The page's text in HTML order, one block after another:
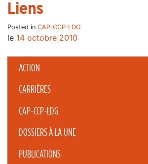
ACTION
CARRIÈRES
CAP-CCP-LDG
DOSSIERS À LA UNE
PUBLICATIONS
Liens
Posted in CAP-CCP-LDG
le 14 octobre 2010